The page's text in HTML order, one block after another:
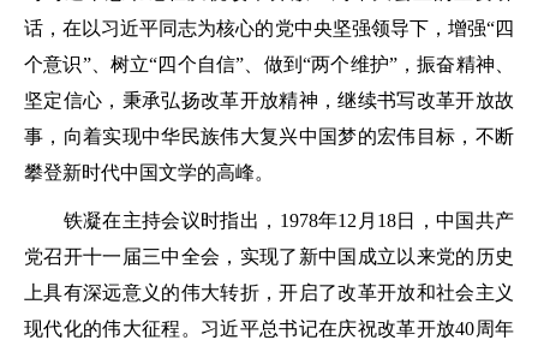
话，在以习近平同志为核心的党中央坚强领导下，增强“四
个意识”、树立“四个自信”、做到“两个维护”，振奋精神、
坚定信心，秉承弘扬改革开放精神，继续书写改革开放故
事，向着实现中华民族伟大复兴中国梦的宏伟目标，不断
攀登新时代中国文学的高峰。
铁凝在主持会议时指出，1978年12月18日，中国共产
党召开十一届三中全会，实现了新中国成立以来党的历史
上具有深远意义的伟大转折，开启了改革开放和社会主义
现代化的伟大征程。习近平总书记在庆祝改革开放40周年